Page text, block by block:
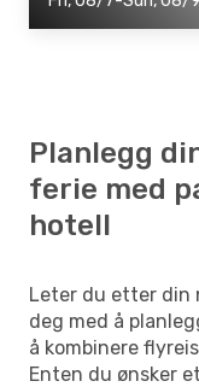
Planlegg
ferie med
hotell
Leter du etter din
deg med å
å kombinere
Enten du ønsker